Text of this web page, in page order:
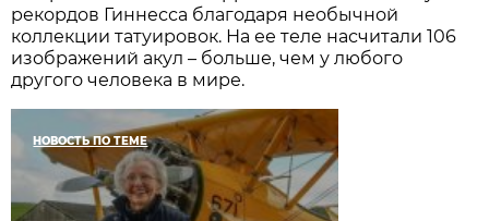
рекордов Гиннесса благодаря необычной
коллекции татуировок. На ее теле насчитали 106
изображений акул – больше, чем у любого
другого человека в мире.
НОВОСТЬ ПО ТЕМЕ